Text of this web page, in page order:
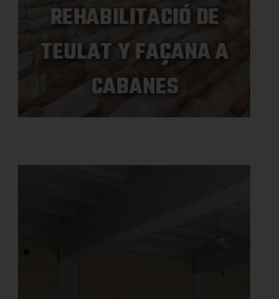
REHABILITACIÓ DE
TEULAT Y FAÇANA A
CABANES